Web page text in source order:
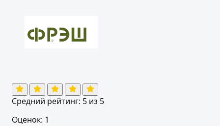
Средний рейтинг: 5 из 5
Оценок: 1